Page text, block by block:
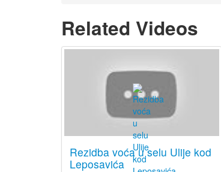
Related Videos
Rezidba voća u selu Ulije kod
Leposavića